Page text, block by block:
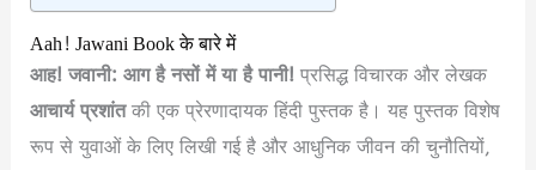
Aah! Jawani Book के बारे में
आह! जवानी: आग है नसों में या है पानी! प्रसिद्ध विचारक और लेखक
आचार्य प्रशांतकी एक प्रेरणादायक हिंदी पुस्तक है। यह पुस्तक विशेष
रूप से युवाओं के लिए लिखी गई है और आधुनिक जीवन की चुनौतियों,